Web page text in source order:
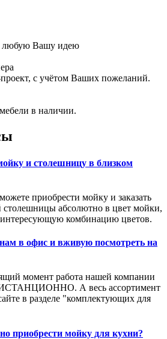
любую Вашу идею
с учётом Ваших пожеланий.
в наличии.
и столешницу в близком
приобрести мойку и заказать
столешницы абсолютно в цвет мойки,
комбинацию цветов.
в офис и вживую посмотреть на
момент работа нашей компании
А весь ассортимент
в разделе "комплектующих для
приобрести мойку для кухни?